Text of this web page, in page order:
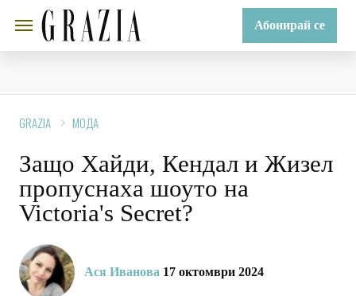
Абонирай се
GRAZIA МОДА
Защо Хайди, Кендал и Жизел
пропуснаха шоуто на
Victoria's Secret?
Ася Иванова 17 октомври 2024